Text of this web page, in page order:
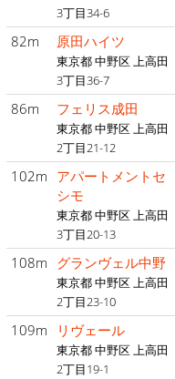
3丁目34-6
82m 原田ハイツ
東京都 中野区 上高田
3丁目36-7
86m フェリス成田
東京都 中野区 上高田
2丁目21-12
102m アパートメントセ
シモ
東京都 中野区 上高田
3丁目20-13
108m グランヴェル中野
東京都 中野区 上高田
2丁目23-10
109m リヴェール
東京都 中野区 上高田
2丁目19-1